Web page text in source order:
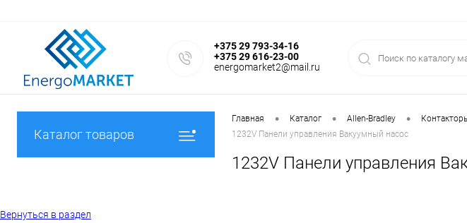
+375 29 793-34-16
+375 29 616-23-00
energomarket2@mail.ru
Каталог товаров
Главная • Каталог • Allen-Bradley •
1232V Панели управления Вакуумный насос
1232V Панели управления
Вернуться в раздел